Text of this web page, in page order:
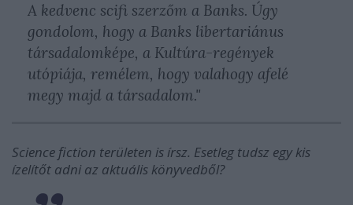
A kedvenc scifi szerzőm a Banks. Úgy
gondolom, hogy a Banks libertariánus
társadalomképe, a Kultúra-regények
utópiája, remélem, hogy valahogy afelé
megy majd a társadalom."
Science fiction területen is írsz. Esetleg tudsz egy kis
ízelítőt adni az aktuális könyvedből?